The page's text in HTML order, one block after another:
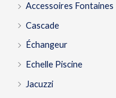
Accessoires Fontaines
Cascade
Échangeur
Echelle Piscine
Jacuzzi